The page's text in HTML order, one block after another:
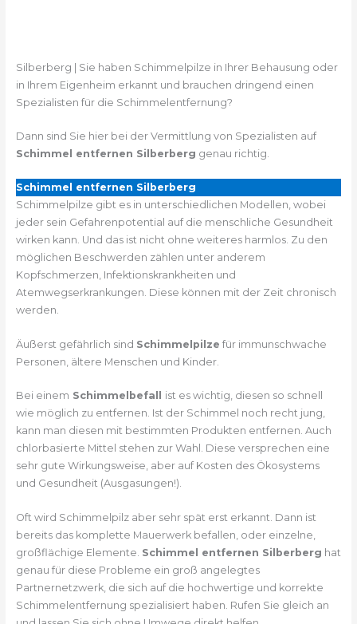
Silberberg | Sie haben Schimmelpilze in Ihrer Behausung oder
in Ihrem Eigenheim erkannt und brauchen dringend einen
Spezialisten für die Schimmelentfernung?
Dann sind Sie hier bei der Vermittlung von Spezialisten auf
Schimmel entfernen Silberberg genau richtig.
Schimmel entfernen Silberberg
Schimmelpilze gibt es in unterschiedlichen Modellen, wobei
jeder sein Gefahrenpotential auf die menschliche Gesundheit
wirken kann. Und das ist nicht ohne weiteres harmlos. Zu den
möglichen Beschwerden zählen unter anderem
Kopfschmerzen, Infektionskrankheiten und
Atemwegserkrankungen. Diese können mit der Zeit chronisch
werden.
Äußerst gefährlich sind Schimmelpilze für immunschwache
Personen, ältere Menschen und Kinder.
Bei einem Schimmelbefall ist es wichtig, diesen so schnell
wie möglich zu entfernen. Ist der Schimmel noch recht jung,
kann man diesen mit bestimmten Produkten entfernen. Auch
chlorbasierte Mittel stehen zur Wahl. Diese versprechen eine
sehr gute Wirkungsweise, aber auf Kosten des Ökosystems
und Gesundheit (Ausgasungen!).
Oft wird Schimmelpilz aber sehr spät erst erkannt. Dann ist
bereits das komplette Mauerwerk befallen, oder einzelne,
großflächige Elemente. Schimmel entfernen Silberberg hat
genau für diese Probleme ein groß angelegtes
Partnernetzwerk, die sich auf die hochwertige und korrekte
Schimmelentfernung spezialisiert haben. Rufen Sie gleich an